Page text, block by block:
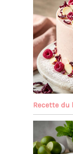
Recette du